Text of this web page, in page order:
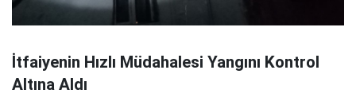
İtfaiyenin Hızlı Müdahalesi Yangını Kontrol
Altına Aldı